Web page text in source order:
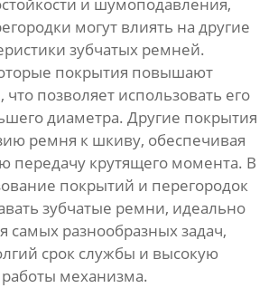
и шумоподавления,
могут влиять на другие
зубчатых ремней.
покрытия повышают
что позволяет использовать его
диаметра. Другие покрытия
ремня к шкиву, обеспечивая
передачу крутящего момента. В
покрытий и перегородок
зубчатые ремни, идеально
самых разнообразных задач,
срок службы и высокую
механизма.